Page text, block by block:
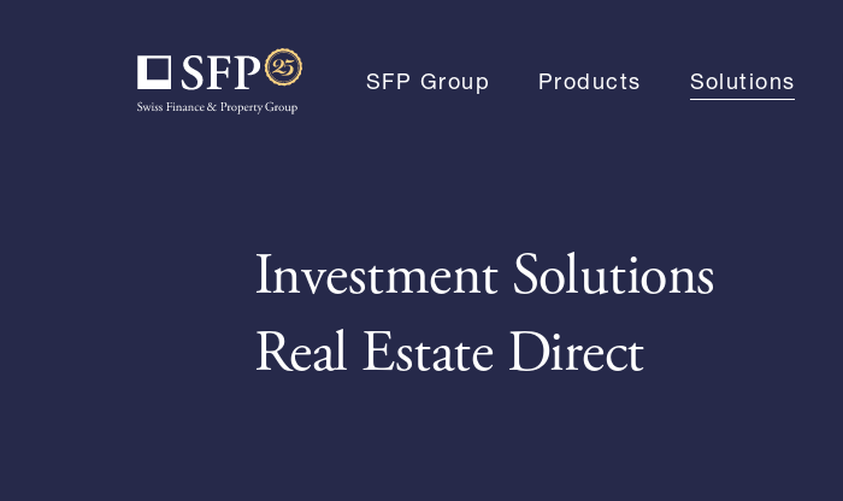
SFP Group Products Solutions
Investment Solutions
Real Estate Direct